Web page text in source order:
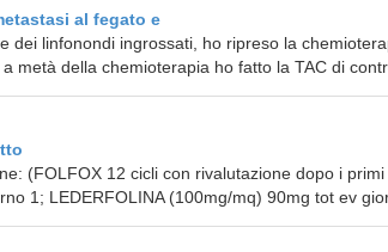
al fegato e
dei linfonondi ingrossati, ho ripreso la
metà della chemioterapia ho fatto la TAC di
(FOLFOX 12 cicli con rivalutazione dopo i
1; LEDERFOLINA (100mg/mq) 90mg tot ev